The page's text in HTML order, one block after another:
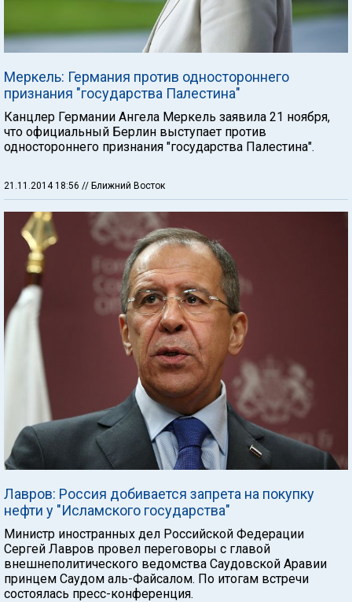
Меркель: Германия против одностороннего
признания "государства Палестина"
Канцлер Германии Ангела Меркель заявила 21 ноября,
что официальный Берлин выступает против
одностороннего признания "государства Палестина".
21.11.2014 18:56 // Ближний Восток
Лавров: Россия добивается запрета на покупку
нефти у "Исламского государства"
Министр иностранных дел Российской Федерации
Сергей Лавров провел переговоры с главой
внешнеполитического ведомства Саудовской Аравии
принцем Саудом аль-Файсалом. По итогам встречи
состоялась пресс-конференция.